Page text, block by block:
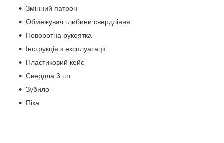
Змінний патрон
Обмежувач глибини свердління
Поворотна рукоятка
Інструкція з експлуатації
Пластиковий кейс
Свердла 3 шт.
Зубило
Піка